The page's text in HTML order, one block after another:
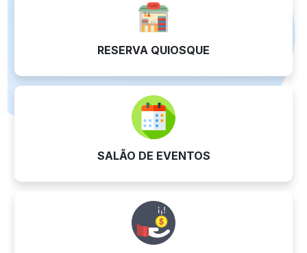
RESERVA QUIOSQUE
SALÃO DE EVENTOS